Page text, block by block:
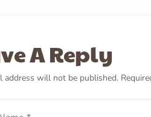
Kucing Jalan?
Hal-Hal Ini!
A Reply
address will not be published.